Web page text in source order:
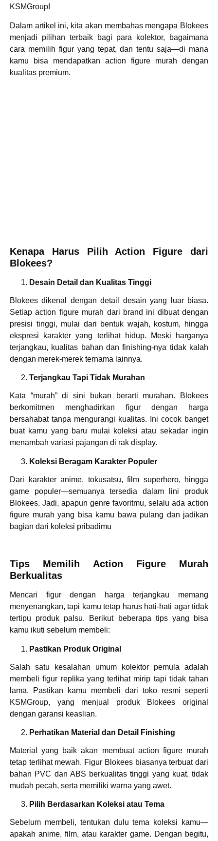
KSMGroup!
Dalam artikel ini, kita akan membahas mengapa Blokees
menjadi pilihan terbaik bagi para kolektor, bagaimana
cara memilih figur yang tepat, dan tentu saja—di mana
kamu bisa mendapatkan action figure murah dengan
kualitas premium.
Kenapa Harus Pilih Action Figure dari
Blokees?
Desain Detail dan Kualitas Tinggi
Blokees dikenal dengan detail desain yang luar biasa.
Setiap action figure murah dari brand ini dibuat dengan
presisi tinggi, mulai dari bentuk wajah, kostum, hingga
ekspresi karakter yang terlihat hidup. Meski harganya
terjangkau, kualitas bahan dan finishing-nya tidak kalah
dengan merek-merek ternama lainnya.
Terjangkau Tapi Tidak Murahan
Kata “murah” di sini bukan berarti murahan. Blokees
berkomitmen menghadirkan figur dengan harga
bersahabat tanpa mengurangi kualitas. Ini cocok banget
buat kamu yang baru mulai koleksi atau sekadar ingin
menambah variasi pajangan di rak display.
Koleksi Beragam Karakter Populer
Dari karakter anime, tokusatsu, film superhero, hingga
game populer—semuanya tersedia dalam lini produk
Blokees. Jadi, apapun genre favoritmu, selalu ada action
figure murah yang bisa kamu bawa pulang dan jadikan
bagian dari koleksi pribadimu
Tips Memilih Action Figure Murah
Berkualitas
Mencari figur dengan harga terjangkau memang
menyenangkan, tapi kamu tetap harus hati-hati agar tidak
tertipu produk palsu. Berikut beberapa tips yang bisa
kamu ikuti sebelum membeli:
Pastikan Produk Original
Salah satu kesalahan umum kolektor pemula adalah
membeli figur replika yang terlihat mirip tapi tidak tahan
lama. Pastikan kamu membeli dari toko resmi seperti
KSMGroup, yang menjual produk Blokees original
dengan garansi keaslian.
Perhatikan Material dan Detail Finishing
Material yang baik akan membuat action figure murah
tetap terlihat mewah. Figur Blokees biasanya terbuat dari
bahan PVC dan ABS berkualitas tinggi yang kuat, tidak
mudah pecah, serta memiliki warna yang awet.
Pilih Berdasarkan Koleksi atau Tema
Sebelum membeli, tentukan dulu tema koleksi kamu—
apakah anime, film, atau karakter game. Dengan begitu,